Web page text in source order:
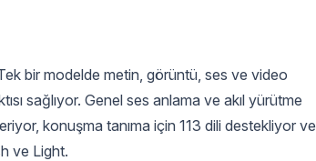
bir modelde metin, görüntü, ses ve video
sağlıyor. Genel ses anlama ve akıl yürütme
konuşma tanıma için 113 dili destekliyor ve
ve Light.